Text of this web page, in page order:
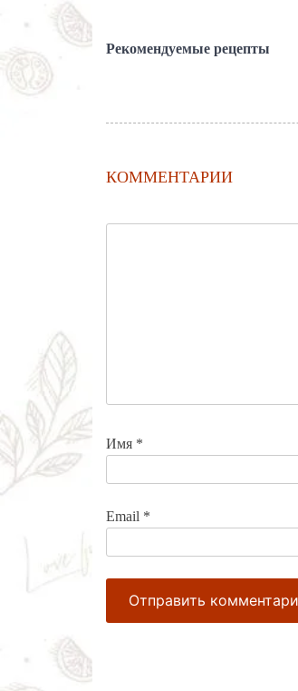
Рекомендуемые рецепты
КОММЕНТАРИИ
Имя *
Email *